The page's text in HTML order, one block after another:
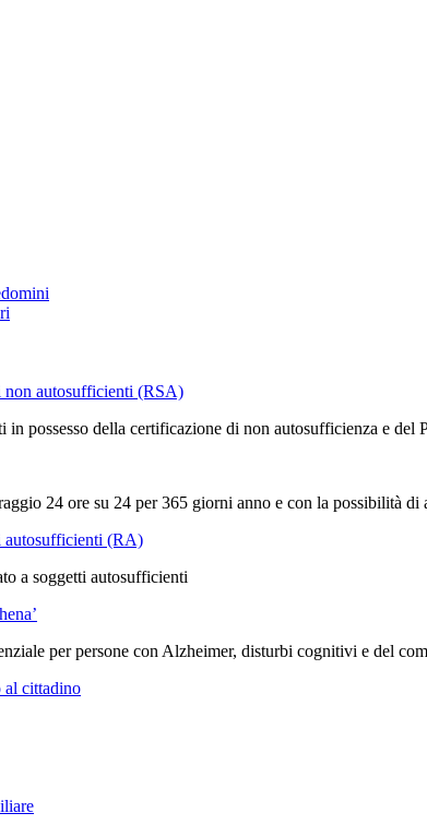
non autosufficienti (RSA)
in possesso della certificazione di non autosufficienza e del
24 ore su 24 per 365 giorni anno e con la possibilità
autosufficienti (RA)
a soggetti autosufficienti
per persone con Alzheimer, disturbi cognitivi e del
al cittadino